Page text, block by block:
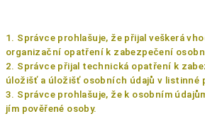
1. Správce prohlašuje, že přijal veškerá
organizační opatření k zabezpečení
2. Správce přijal technická opatření k
úložišť a úložišť osobních údajů v listinné
3. Správce prohlašuje, že k osobním
jím pověřené osoby.